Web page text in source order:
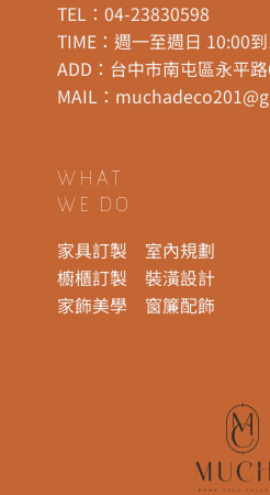
TEL：04-23830598
TIME：週一至週日 10:00
ADD： 台中市南屯區永平
MAIL：
WHAT
WE DO
家具訂製
室內規劃
櫥櫃訂製
裝潢設計
家飾美學
窗簾配飾